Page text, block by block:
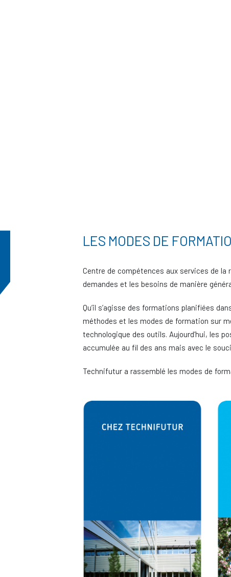
LES MODES DE
Centre de compétences aux services de
demandes et les besoins de manière
Qu’il s’agisse des formations planifiées
méthodes et les modes de formation sur
technologique des outils. Aujourd’hui, les
accumulée au fil des ans mais avec le
Technifutur a rassemblé les modes de